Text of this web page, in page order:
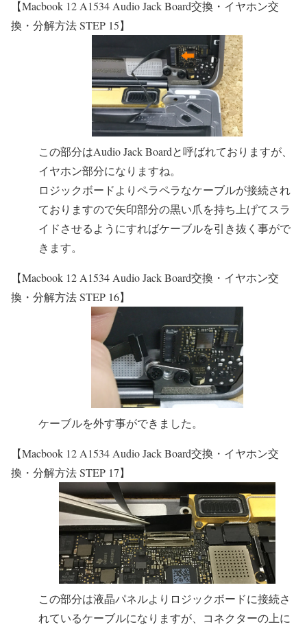
【Macbook 12 A1534 Audio Jack Board交換・イヤホン交
換・分解方法 STEP 15】
この部分はAudio Jack Boardと呼ばれておりますが、
イヤホン部分になりますね。
ロジックボードよりペラペラなケーブルが接続され
ておりますので矢印部分の黒い爪を持ち上げてスラ
イドさせるようにすればケーブルを引き抜く事がで
きます。
【Macbook 12 A1534 Audio Jack Board交換・イヤホン交
換・分解方法 STEP 16】
ケーブルを外す事ができました。
【Macbook 12 A1534 Audio Jack Board交換・イヤホン交
換・分解方法 STEP 17】
この部分は液晶パネルよりロジックボードに接続さ
れているケーブルになりますが、コネクターの上に